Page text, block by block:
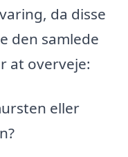
da disse
den samlede
at overveje:
eller